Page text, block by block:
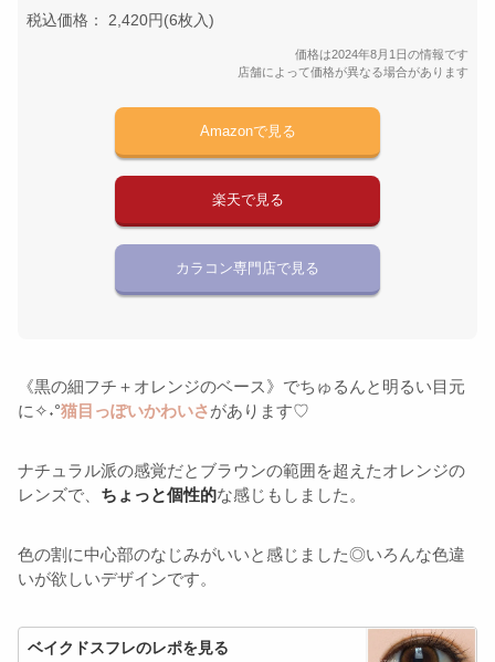
税込価格： 2,420円(6枚入)
価格は2024年8月1日の情報です
店舗によって価格が異なる場合があります
Amazonで見る
楽天で見る
カラコン専門店で見る
《黒の細フチ＋オレンジのベース》でちゅるんと明るい目元
に✧˖°猫目っぽいかわいさがあります♡
ナチュラル派の感覚だとブラウンの範囲を超えたオレンジの
レンズで、 ちょっと個性的な感じもしました。
色の割に中心部のなじみがいいと感じました◎いろんな色違
いが欲しいデザインです。
ベイクドスフレのレポを見る